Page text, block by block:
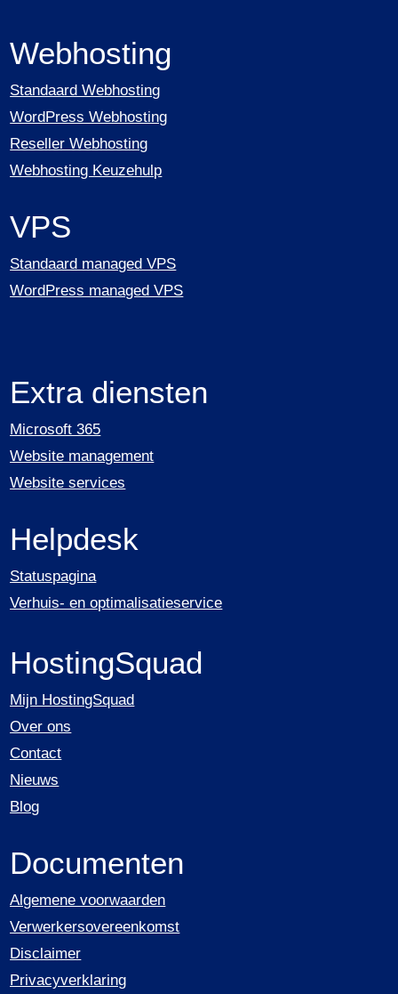
Webhosting
Standaard Webhosting
WordPress Webhosting
Reseller Webhosting
Webhosting Keuzehulp
VPS
Standaard managed VPS
WordPress managed VPS
Extra diensten
Microsoft 365
Website management
Website services
Helpdesk
Statuspagina
Verhuis- en optimalisatieservice
HostingSquad
Mijn HostingSquad
Over ons
Contact
Nieuws
Blog
Documenten
Algemene voorwaarden
Verwerkersovereenkomst
Disclaimer
Privacyverklaring